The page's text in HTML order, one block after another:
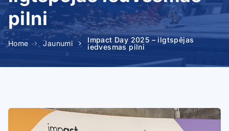
pilni
Home Jaunumi
Impact Day 2025 – ilgtspējas
iedvesmas pilni